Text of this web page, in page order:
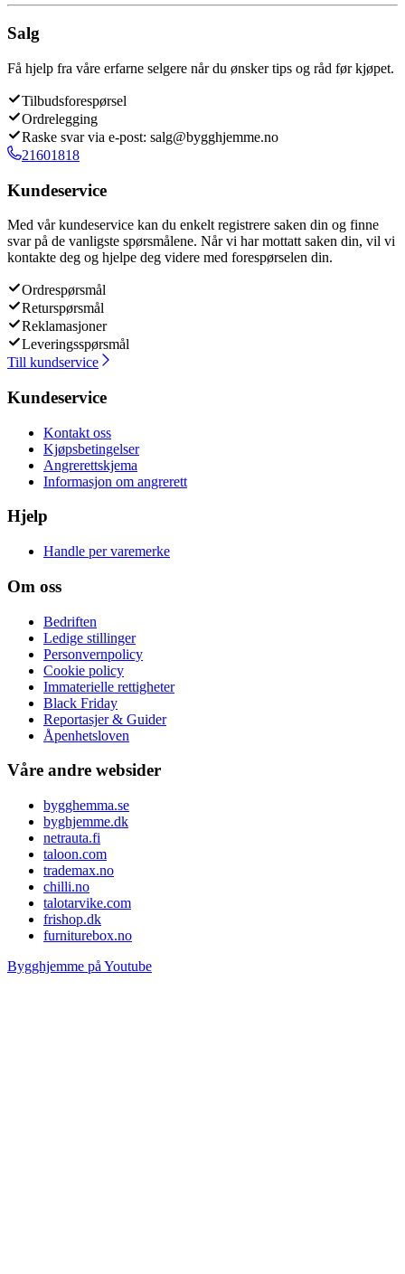
Salg
Få hjelp fra våre erfarne selgere når du ønsker tips og råd før kjøpet.
Tilbudsforespørsel
Ordrelegging
Raske svar via e-post: salg@bygghjemme.no
21601818
Kundeservice
Med vår kundeservice kan du enkelt registrere saken din og finne
svar på de vanligste spørsmålene. Når vi har mottatt saken din, vil vi
kontakte deg og hjelpe deg videre med forespørselen din.
Ordrespørsmål
Returspørsmål
Reklamasjoner
Leveringsspørsmål
Till kundservice
Kundeservice
Kontakt oss
Kjøpsbetingelser
Angrerettskjema
Informasjon om angrerett
Hjelp
Handle per varemerke
Om oss
Bedriften
Ledige stillinger
Personvernpolicy
Cookie policy
Immaterielle rettigheter
Black Friday
Reportasjer & Guider
Åpenhetsloven
Våre andre websider
bygghemma.se
byghjemme.dk
netrauta.fi
taloon.com
trademax.no
chilli.no
talotarvike.com
frishop.dk
furniturebox.no
Bygghjemme på Youtube